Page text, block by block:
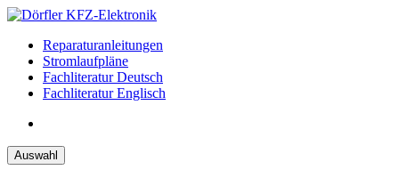
Zum
springenReparaturanleitungen
Stromlaufpläne
Fachliteratur Deutsch
Fachliteratur Englisch
Auswahl